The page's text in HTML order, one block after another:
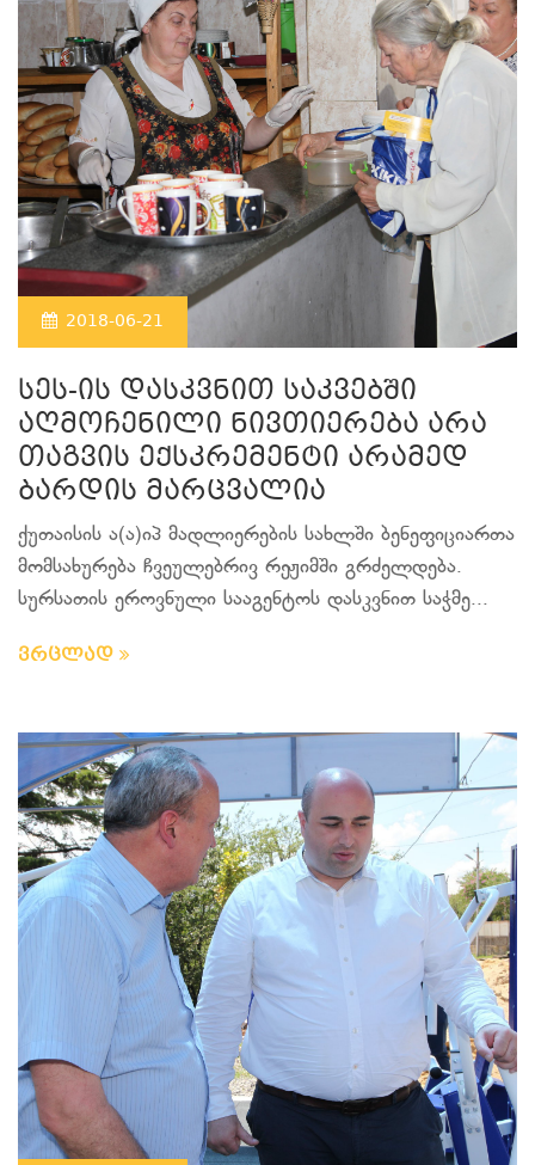
2018-06-21
სეს-ის დასკვნით საკვებში
აღმოჩენილი ნივთიერება არა
თაგვის ექსკრემენტი არამედ
ბარდის მარცვალია
ქუთაისის ა(ა)იპ მადლიერების სახლში ბენეფიციართა
მომსახურება ჩვეულებრივ რეჟიმში გრძელდება.
სურსათის ეროვნული სააგენტოს დასკვნით საჭმე...
ვრცლად